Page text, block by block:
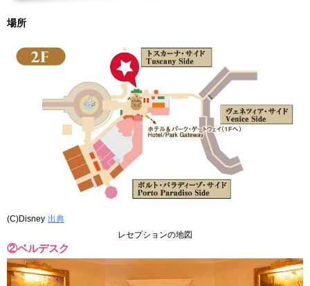
場所
(C)Disney 出典
レセプションの地図
②ベルデスク